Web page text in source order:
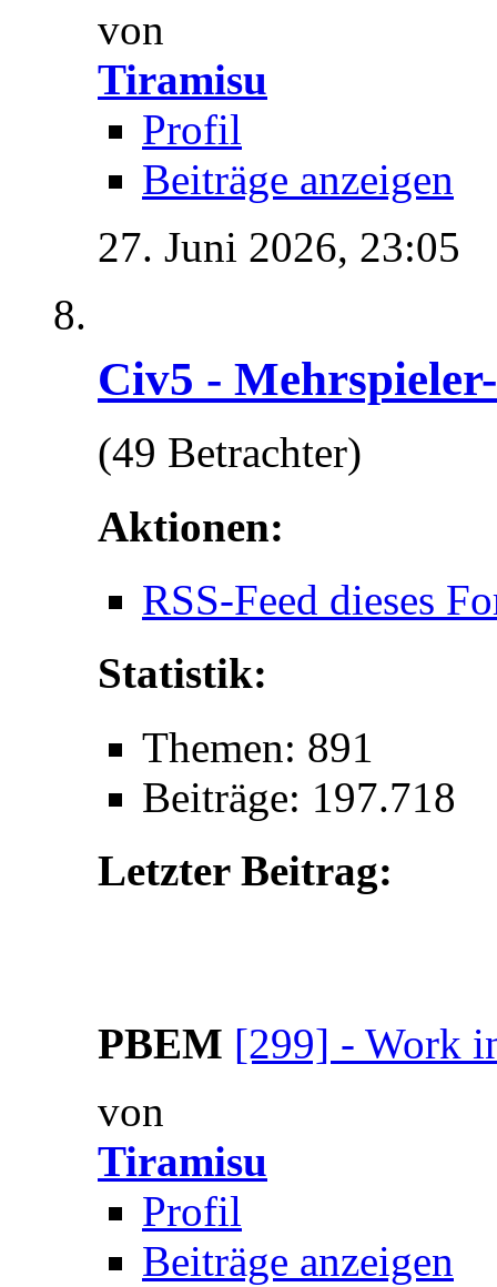
von
Tiramisu
Profil
Beiträge anzeigen
27. Juni 2026, 23:05
Civ5 -
(49 Betrachter)
Aktionen:
RSS-Feed dieses
Statistik:
Themen: 891
Beiträge: 197.718
Letzter Beitrag:
PBEM [299] - Work
von
Tiramisu
Profil
Beiträge anzeigen